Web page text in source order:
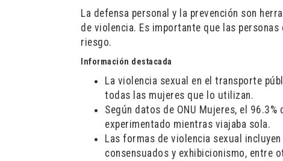
La defensa personal y la prevención son
de violencia. Es importante que las
riesgo.
Información destacada
La violencia sexual en el transporte
todas las mujeres que lo utilizan.
Según datos de ONU Mujeres, el
experimentado mientras viajaba sola.
Las formas de violencia sexual
consensuados y exhibicionismo, entre